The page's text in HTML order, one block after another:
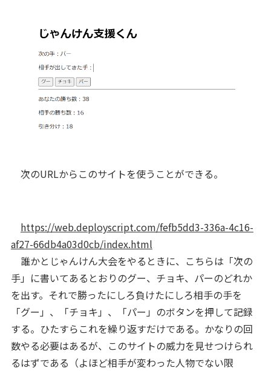
次のURLからこのサイトを使うことができる。
https://web.deployscript.com/fefb5dd3-336a-4c16-
af27-66db4a03d0cb/index.html
誰かとじゃんけん大会をやるときに、こちらは「次の
手」に書いてあるとおりのグー、チョキ、パーのどれか
を出す。それで勝ったにしろ負けたにしろ相手の手を
「グー」、「チョキ」、「パー」のボタンを押して記録
する。ひたすらこれを繰り返すだけである。かなりの回
数やる必要はあるが、このサイトの威力を見せつけられ
るはずである（よほど相手が変わった人物でない限